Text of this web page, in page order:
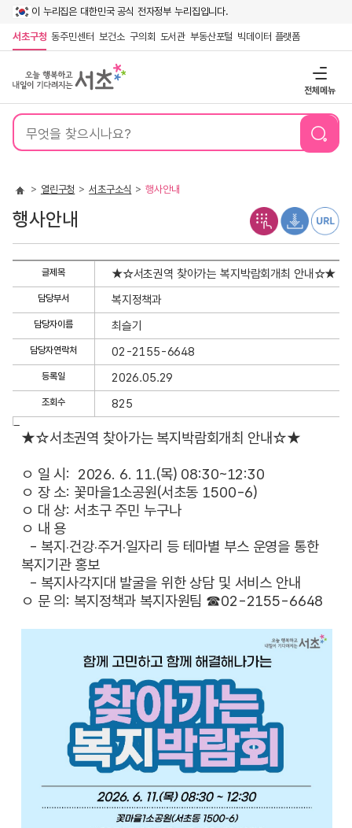
이 누리집은 대한민국 공식 전자정부 누리집입니다.
서초구청 동주민센터 보건소 구의회 도서관 부동산포털 빅데이터 플랫폼
전체메뉴
통
검
열린구청 서초구소식 행사안내
행사안내
사
상
보
기
글제목 ★☆서초권역 찾아가는 복지박람회개최 안내☆★
담당부서 복지정책과
담당자이름 최슬기
담당자연락처 02-2155-6648
등록일 2026.05.29
조회수 825
글 ★☆서초권역 찾아가는 복지박람회개최 안내☆★
ㅇ 일 시: 2026. 6. 11.(목) 08:30~12:30
ㅇ 장 소: 꽃마을1소공원(서초동 1500-6)
ㅇ 대 상: 서초구 주민 누구나
ㅇ 내 용
- 복지 ·건강·주거 ·일자리 등 테마별 부스 운영을 통한
복지기관 홍보
- 복지사각지대 발굴을 위한 상담 및 서비스 안내
ㅇ 문 의: 복지정책과 복지자원팀 ☎02-2155-6648